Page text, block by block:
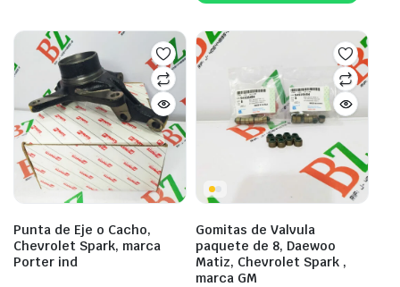
Punta de Eje o Cacho,
Chevrolet Spark, marca
Porter ind
Gomitas de Valvula
paquete de 8, Daewoo
Matiz, Chevrolet Spark ,
marca GM